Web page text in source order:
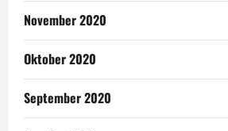
November 2020
Oktober 2020
September 2020